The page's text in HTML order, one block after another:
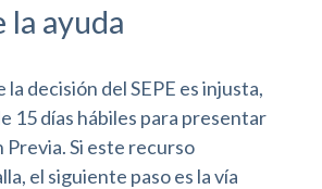
la ayuda
la decisión del SEPE es injusta,
15 días hábiles para presentar
Previa. Si este recurso
el siguiente paso es la vía